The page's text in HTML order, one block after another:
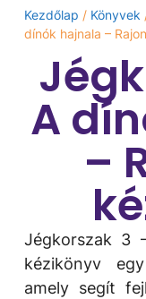
Kezdőlap / Könyvek
dínók hajnala –
A
–
Jégkorszak 3
kézikönyv
amely segít